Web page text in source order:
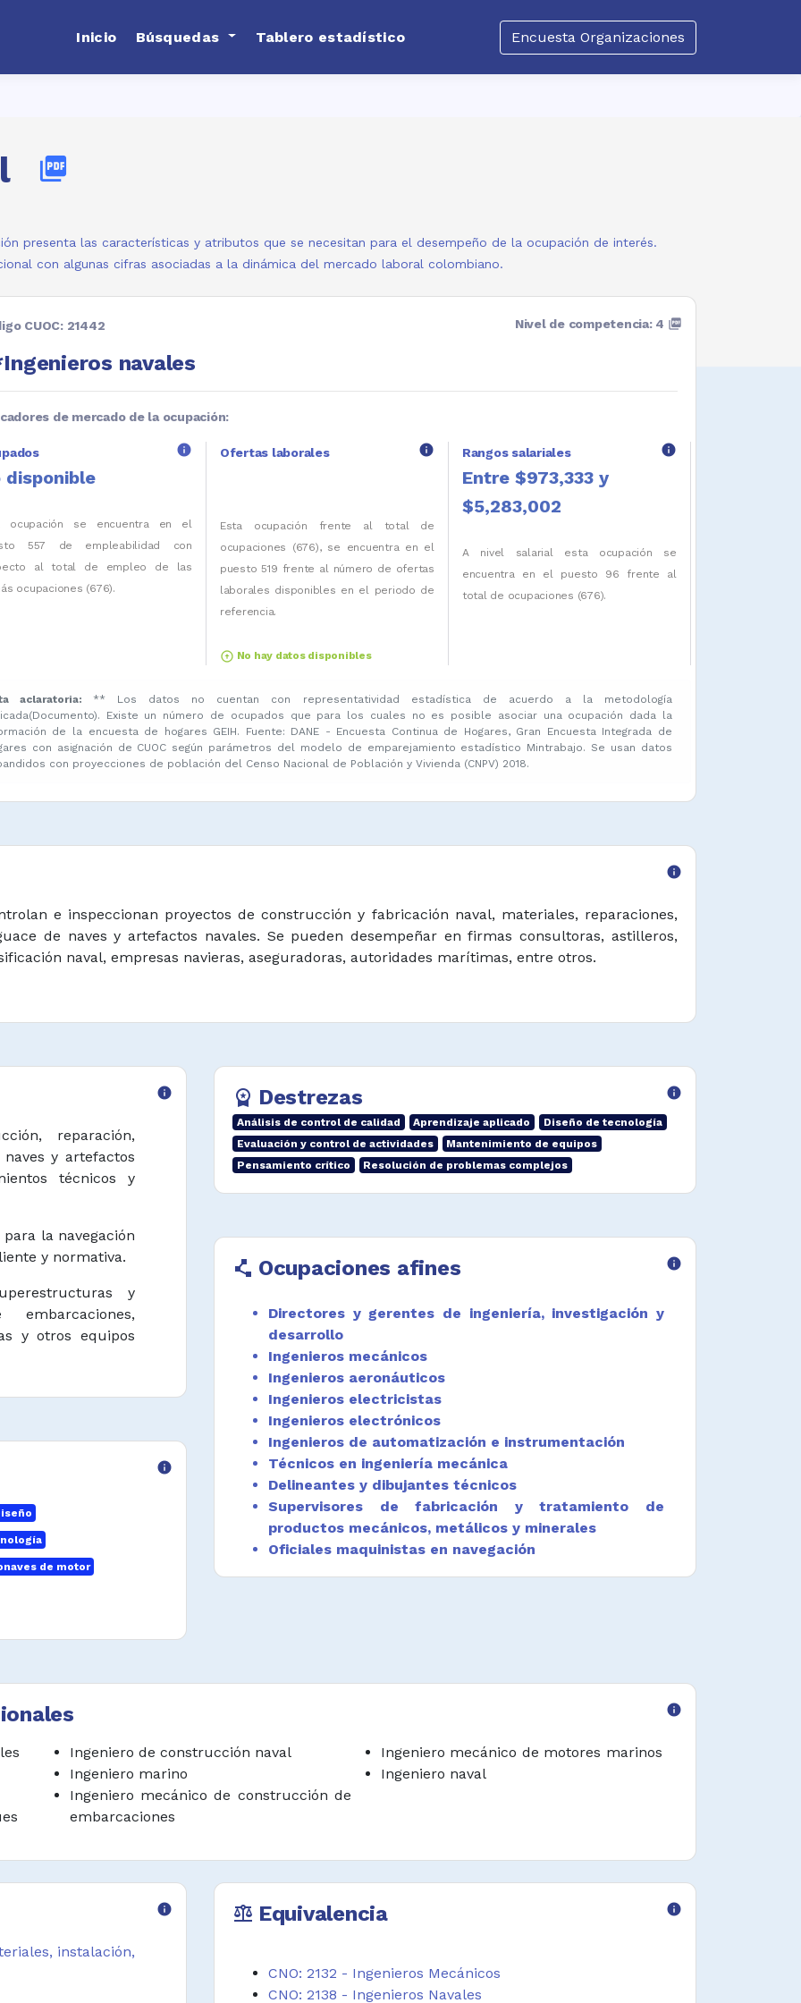
Inicio Búsquedas Tablero estadístico Encuesta Organizaciones
picture_as_pdf
presenta las características y atributos que se necesitan para el desempeño de la ocupación de interés.
con algunas cifras asociadas a la dinámica del mercado laboral colombiano.
CUOC: 21442
navales
Nivel de competencia: 4 picture_as_pdf
de mercado de la ocupación:
info
disponible
ocupación se encuentra en el
557 de empleabilidad con
al total de empleo de las
ocupaciones (676).
Ofertas laborales info
Esta ocupación frente al total de
ocupaciones (676), se encuentra en el
puesto 519 frente al número de ofertas
laborales disponibles en el periodo de
referencia.
arrow_circle_up No hay datos disponibles
Rangos salariales info
Entre $973,333 y
$5,283,002
A nivel salarial esta ocupación se
encuentra en el puesto 96 frente al
total de ocupaciones (676).
aclaratoria: ** Los datos no cuentan con representatividad estadística de acuerdo a la metodología
Existe un número de ocupados que para los cuales no es posible asociar una ocupación dada la
de la encuesta de hogares GEIH. Fuente: DANE - Encuesta Continua de Hogares, Gran Encuesta Integrada de
con asignación de CUOC según parámetros del modelo de emparejamiento estadístico Mintrabajo. Se usan datos
con proyecciones de población del Censo Nacional de Población y Vivienda (CNPV) 2018.
info
e inspeccionan proyectos de construcción y fabricación naval, materiales, reparaciones,
de naves y artefactos navales. Se pueden desempeñar en firmas consultoras, astilleros,
naval, empresas navieras, aseguradoras, autoridades marítimas, entre otros.
info
reparación,
y artefactos
técnicos y
la navegación
y normativa.
y
y otros equipos
la construcción,
según
materiales,
navales
marítima y fluvial.
y artefactos
inesperadas y
otros ingenieros y
y costos
estudios de
con: la
info
de motor
workspace_premium Destrezas info
Análisis de control de calidad Aprendizaje aplicado
Diseño de tecnología
Evaluación y control de actividades
Mantenimiento de equipos
Pensamiento crítico
Resolución de problemas complejos
polyline Ocupaciones afines info
Directores y gerentes de ingeniería, investigación y
desarrollo
Ingenieros mecánicos
Ingenieros aeronáuticos
Ingenieros electricistas
Ingenieros electrónicos
Ingenieros de automatización e instrumentación
Técnicos en ingeniería mecánica
Delineantes y dibujantes técnicos
Supervisores de fabricación y tratamiento de
productos mecánicos, metálicos y minerales
Oficiales maquinistas en navegación
info
Ingeniero de construcción naval
Ingeniero marino
Ingeniero mecánico de construcción de
embarcaciones
Ingeniero mecánico de motores marinos
Ingeniero naval
info
instalación,
balance Equivalencia info
CNO: 2132 - Ingenieros Mecánicos
CNO: 2138 - Ingenieros Navales